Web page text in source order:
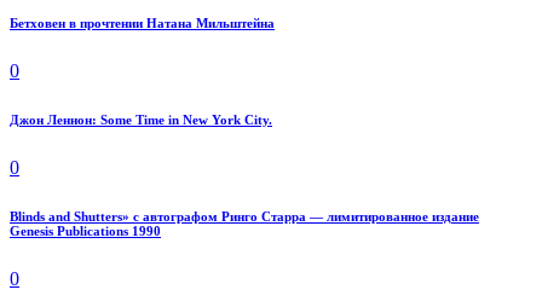
Бетховен в прочтении Натана Мильштейна
0
Джон Леннон: Some Time in New York City.
0
Blinds and Shutters» с автографом Ринго Старра — лимитированное издание
Genesis Publications 1990
0